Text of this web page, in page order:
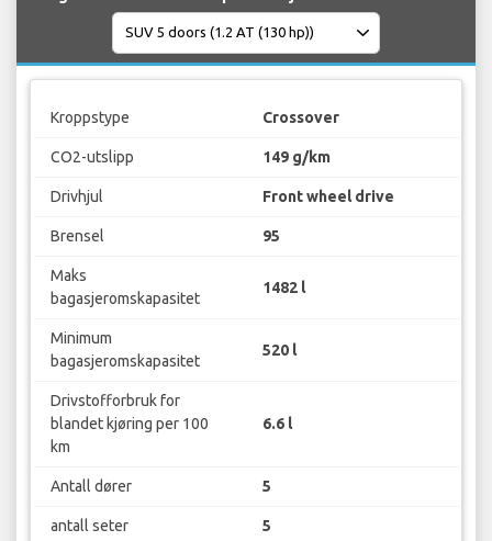
Kroppstype Crossover
CO2-utslipp 149 g/km
Drivhjul Front wheel drive
Brensel 95
Maks
bagasjeromskapasitet
1482 l
Minimum
bagasjeromskapasitet
520 l
Drivstofforbruk for
blandet kjøring per 100
km
6.6 l
Antall dører 5
antall seter 5